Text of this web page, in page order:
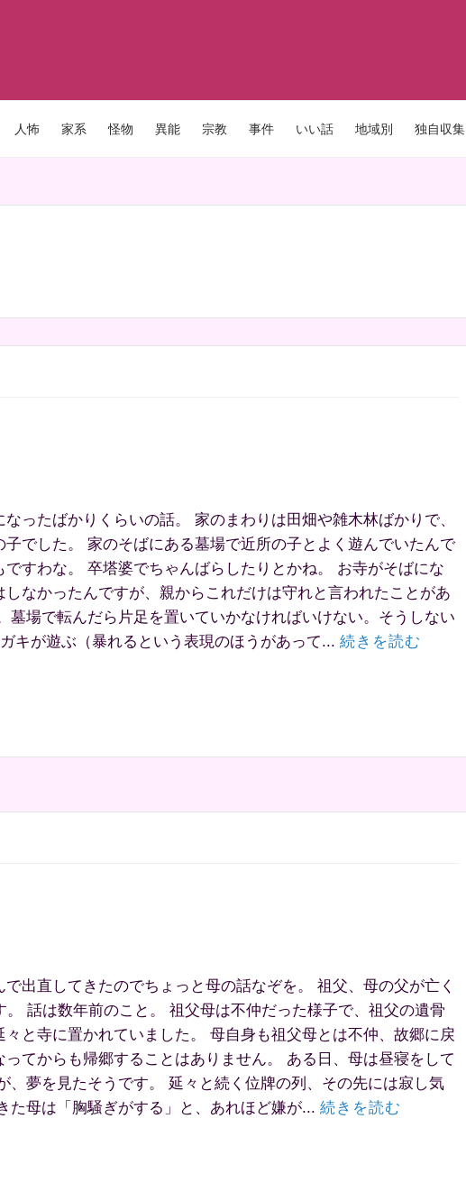
人怖 家系 怪物 異能 宗教 事件 いい話 地域別 独自収集
ったばかりくらいの話。 家のまわりは田畑や雑木林ばかりで、
でした。 家のそばにある墓場で近所の子とよく遊んでいたんで
すわな。 卒塔婆でちゃんばらしたりとかね。 お寺がそばにな
なかったんですが、親からこれだけは守れと言われたことがあ
墓場で転んだら片足を置いていかなければいけない。そうしない
キが遊ぶ（暴れるという表現のほうがあって... 続きを読む
出直してきたのでちょっと母の話なぞを。 祖父、母の父が亡く
。 話は数年前のこと。 祖父母は不仲だった様子で、祖父の遺骨
と寺に置かれていました。 母自身も祖父母とは不仲、故郷に戻
てからも帰郷することはありません。 ある日、母は昼寝をして
、夢を見たそうです。 延々と続く位牌の列、その先には寂し気
た母は「胸騒ぎがする」と、あれほど嫌が... 続きを読む